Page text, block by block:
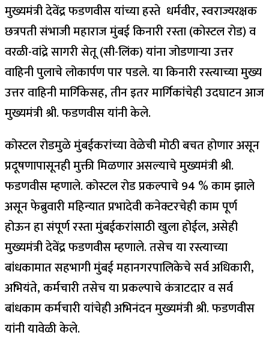
मुख्यमंत्री देवेंद्र फडणवीस यांच्या हस्ते धर्मवीर, स्वराज्यरक्षक
छत्रपती संभाजी महाराज मुंबई किनारी रस्ता (कोस्टल रोड) व
वरळी-वांद्रे सागरी सेतू (सी-लिंक) यांना जोडणार्‍या उत्तर
वाहिनी पुलाचे लोकार्पण पार पडले. या किनारी रस्त्याच्या मुख्य
उत्तर वाहिनी मार्गिकेसह, तीन इतर मार्गिकांचेही उदघाटन आज
मुख्यमंत्री श्री. फडणवीस यांनी केले.
कोस्टल रोडमुळे मुंबईकरांच्या वेळेची मोठी बचत होणार असून
प्रदूषणापासूनही मुक्ती मिळणार असल्याचे मुख्यमंत्री श्री.
फडणवीस म्हणाले. कोस्टल रोड प्रकल्पाचे 94 % काम झाले
असून फेब्रुवारी महिन्यात प्रभादेवी कनेक्टरचेही काम पूर्ण
होऊन हा संपूर्ण रस्ता मुंबईकरांसाठी खुला होईल, असेही
मुख्यमंत्री देवेंद्र फडणवीस म्हणाले. तसेच या रस्त्याच्या
बांधकामात सहभागी मुंबई महानगरपालिकेचे सर्व अधिकारी,
अभियंते, कर्मचारी तसेच या प्रकल्पाचे कंत्राटदार व सर्व
बांधकाम कर्मचारी यांचेही अभिनंदन मुख्यमंत्री श्री. फडणवीस
यांनी यावेळी केले.